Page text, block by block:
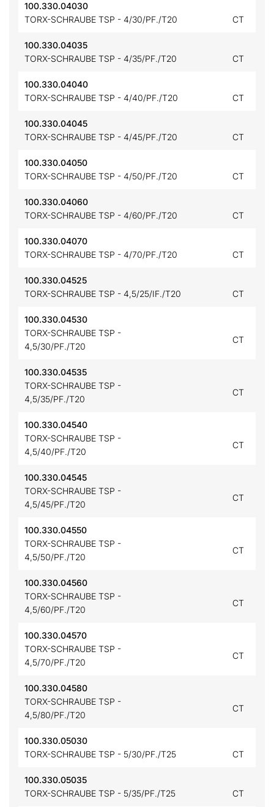
100.330.04030
TORX-SCHRAUBE TSP - 4/30/PF./T20
CT
100.330.04035
TORX-SCHRAUBE TSP - 4/35/PF./T20
CT
100.330.04040
TORX-SCHRAUBE TSP - 4/40/PF./T20
CT
100.330.04045
TORX-SCHRAUBE TSP - 4/45/PF./T20
CT
100.330.04050
TORX-SCHRAUBE TSP - 4/50/PF./T20
CT
100.330.04060
TORX-SCHRAUBE TSP - 4/60/PF./T20
CT
100.330.04070
TORX-SCHRAUBE TSP - 4/70/PF./T20
CT
100.330.04525
TORX-SCHRAUBE TSP - 4,5/25/IF./T20
CT
100.330.04530
TORX-SCHRAUBE TSP -
4,5/30/PF./T20
CT
100.330.04535
TORX-SCHRAUBE TSP -
4,5/35/PF./T20
CT
100.330.04540
TORX-SCHRAUBE TSP -
4,5/40/PF./T20
CT
100.330.04545
TORX-SCHRAUBE TSP -
4,5/45/PF./T20
CT
100.330.04550
TORX-SCHRAUBE TSP -
4,5/50/PF./T20
CT
100.330.04560
TORX-SCHRAUBE TSP -
4,5/60/PF./T20
CT
100.330.04570
TORX-SCHRAUBE TSP -
4,5/70/PF./T20
CT
100.330.04580
TORX-SCHRAUBE TSP -
4,5/80/PF./T20
CT
100.330.05030
TORX-SCHRAUBE TSP - 5/30/PF./T25
CT
100.330.05035
TORX-SCHRAUBE TSP - 5/35/PF./T25
CT